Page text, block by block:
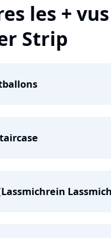
les +
Strip